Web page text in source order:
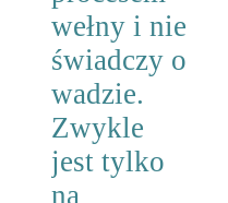
wełny i nie
świadczy o
wadzie.
Zwykle
jest tylko
na